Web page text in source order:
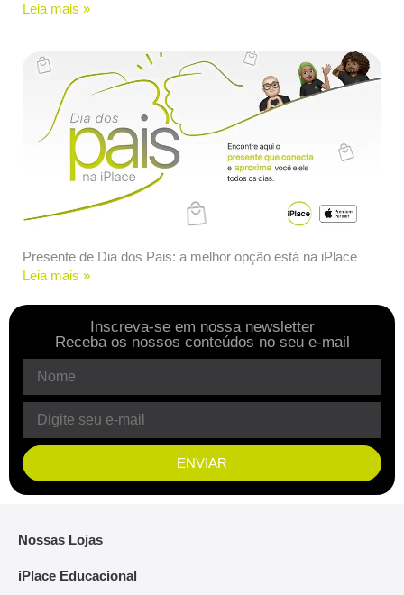
Leia mais »
Presente de Dia dos Pais: a melhor opção está na iPlace
Leia mais »
Inscreva-se em nossa newsletter
Receba os nossos conteúdos no seu e-mail
ENVIAR
Nossas Lojas
iPlace Educacional